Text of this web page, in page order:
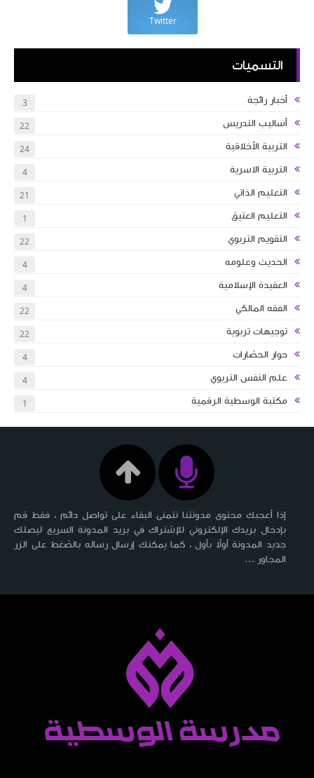
Twitter
التسميات
أخبار رائجة 3
أساليب التدريس 22
التربية الأخلاقية 24
التربية الاسرية 4
التعليم الذاتي 21
التعليم العتيق 1
التقويم التربوي 22
الحديث وعلومه 4
العقيدة الإسلامية 4
الفقه المالكي 22
توجيهات تربوية 22
حوار الحضارات 4
علم النفس التربوي 4
مكتبة الوسطية الرقمية 1
إذا أعجبك محتوى مدونتنا نتمنى البقاء على تواصل دائم ، فقط قم
بإدخال بريدك الإلكتروني للإشتراك في بريد المدونة السريع ليصلك
جديد المدونة أولاً بأول ، كما يمكنك إرسال رساله بالضغط على الزر
المجاور ...